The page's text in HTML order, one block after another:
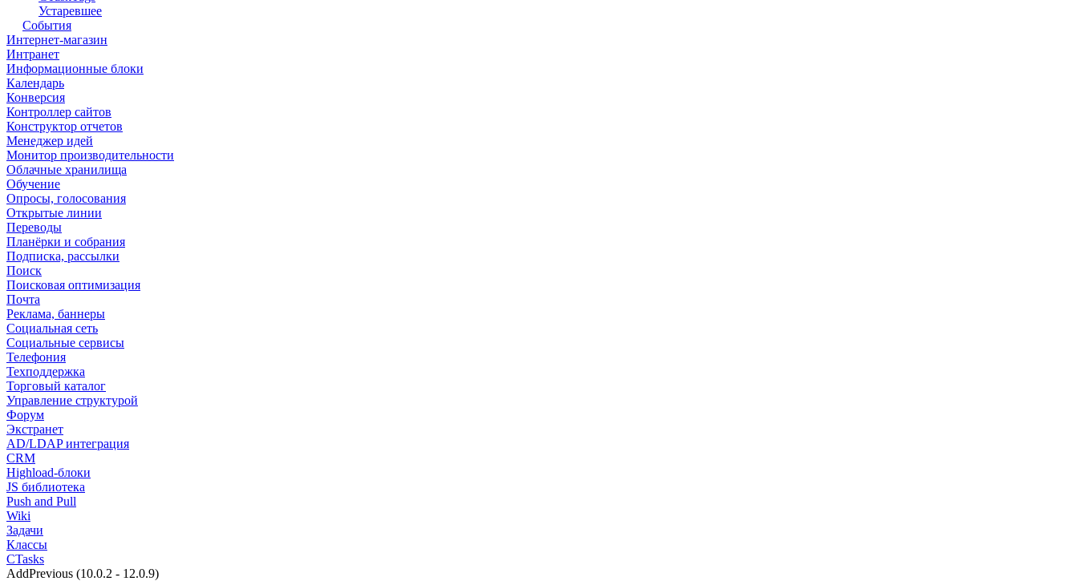
Устаревшее
События
Интернет-магазин
Интранет
Информационные блоки
Календарь
Конверсия
Контроллер сайтов
Конструктор отчетов
Менеджер идей
Монитор производительности
Облачные хранилища
Обучение
Опросы, голосования
Открытые линии
Переводы
Планёрки и собрания
Подписка, рассылки
Поиск
Поисковая оптимизация
Почта
Реклама, баннеры
Социальная сеть
Социальные сервисы
Телефония
Техподдержка
Торговый каталог
Управление структурой
Форум
Экстранет
AD/LDAP интеграция
CRM
Highload-блоки
JS библиотека
Push and Pull
Wiki
Задачи
Классы
CTasks
AddPrevious (10.0.2 - 12.0.9)